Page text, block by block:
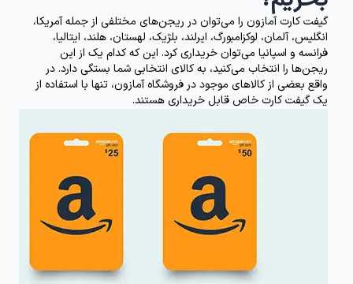
گیفت کارت آمازون را می‌توان در ریجن‌های مختلفی از جمله آمریکا،
انگلیس، آلمان، لوکزامبورگ، ایرلند، بلژیک، لهستان، هلند، ایتالیا،
فرانسه و اسپانیا می‌توان خریداری کرد. این که کدام یک از این
ریجن‌ها را انتخاب می‌کنید، به کالای انتخابی شما بستگی دارد. در
واقع بعضی از کالاهای موجود در فروشگاه آمازون، تنها با استفاده از
یک گیفت کارت خاص قابل خریداری هستند.